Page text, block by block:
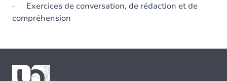
· Exercices de conversation, de rédaction et de
compréhension